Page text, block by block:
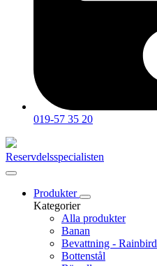
019-57 35 20
Reservdelsspecialisten
Produkter
Kategorier
Alla produkter
Banan
Bevattning - Rainbird
Bottenstål